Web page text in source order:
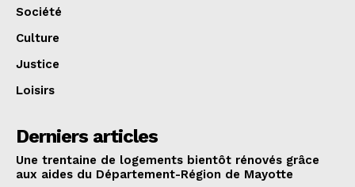
Société
Culture
Justice
Loisirs
Derniers articles
Une trentaine de logements bientôt rénovés grâce
aux aides du Département-Région de Mayotte